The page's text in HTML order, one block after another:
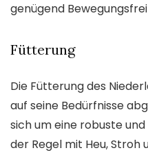
genügend
Fütterung
Die Fütterung des
auf seine Bedürfnisse
sich um eine robuste
der Regel mit Heu, Stroh